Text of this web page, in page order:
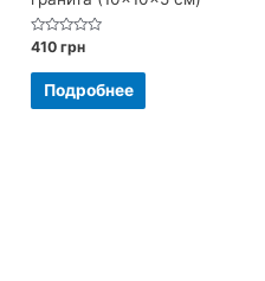
Оценка
из
410грн
Подробнее